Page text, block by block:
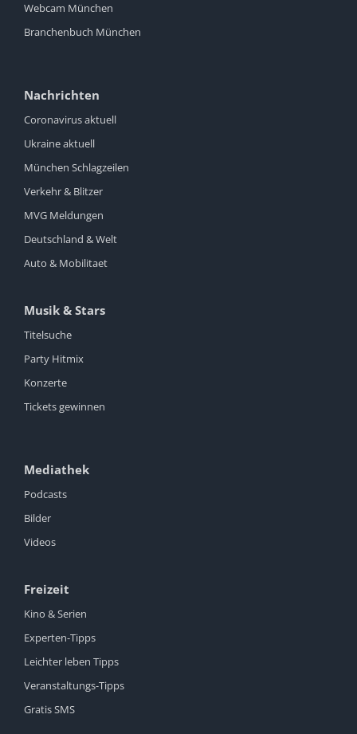
Webcam München
Branchenbuch München
Nachrichten
Coronavirus aktuell
Ukraine aktuell
München Schlagzeilen
Verkehr & Blitzer
MVG Meldungen
Deutschland & Welt
Auto & Mobilitaet
Musik & Stars
Titelsuche
Party Hitmix
Konzerte
Tickets gewinnen
Mediathek
Podcasts
Bilder
Videos
Freizeit
Kino & Serien
Experten-Tipps
Leichter leben Tipps
Veranstaltungs-Tipps
Gratis SMS